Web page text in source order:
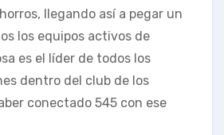
llegando así a pegar un
los equipos activos de
es el líder de todos los
dentro del club de los
conectado 545 con ese